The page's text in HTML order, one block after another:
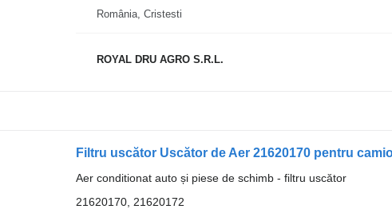
România, Cristesti
ROYAL DRU AGRO S.R.L.
Aer conditionat auto și piese de schimb - filtru uscător
21620170, 21620172